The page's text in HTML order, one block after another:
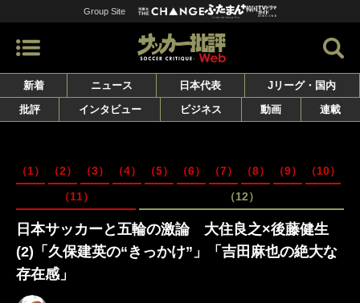
Group Site
新着 ニュース 日本代表
Jリーグ・国内
批評
インタビュー ビジネス 動画 連載
（1） （2） （3） （4） （5） （6） （7） （8） （9）
（10）
（11）
（12）
日本サッカーと五輪の激論 大住良之×後藤健生
(2)「久保建英の“きっかけ”」「吉田麻也の絶大な
存在感」